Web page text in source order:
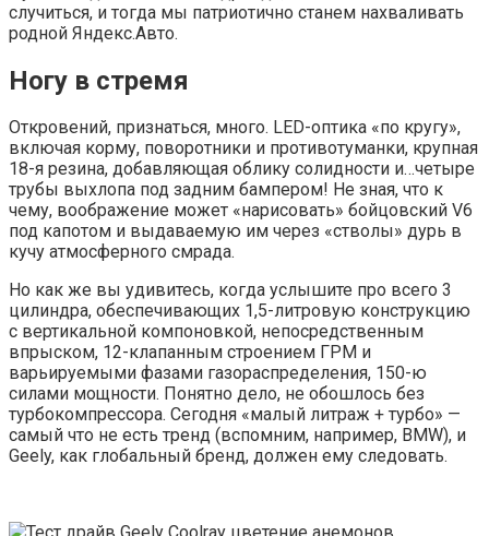
случиться, и тогда мы патриотично станем нахваливать
родной Яндекс.Авто.
Ногу в стремя
Откровений, признаться, много. LED-оптика «по кругу»,
включая корму, поворотники и противотуманки, крупная
18-я резина, добавляющая облику солидности и…четыре
трубы выхлопа под задним бампером! Не зная, что к
чему, воображение может «нарисовать» бойцовский V6
под капотом и выдаваемую им через «стволы» дурь в
кучу атмосферного смрада.
Но как же вы удивитесь, когда услышите про всего 3
цилиндра, обеспечивающих 1,5-литровую конструкцию
с вертикальной компоновкой, непосредственным
впрыском, 12-клапанным строением ГРМ и
варьируемыми фазами газораспределения, 150-ю
силами мощности. Понятно дело, не обошлось без
турбокомпрессора. Сегодня «малый литраж + турбо» —
самый что не есть тренд (вспомним, например, BMW), и
Geely, как глобальный бренд, должен ему следовать.